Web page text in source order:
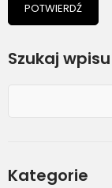
POTWIERDŹ
Szukaj wpisu
Kategorie